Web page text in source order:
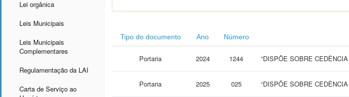
Lei orgânica
Leis Municipais
Leis Municipais
Complementares
Regulamentação da LAI
Carta de Serviço ao
Tipo do documento Ano Número
Portaria 2024 1244 “DISPÕE SOBRE
Portaria 2025 025 “DISPÕE SOBRE